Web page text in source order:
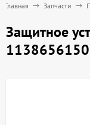
Главная Запчасти
Защитное